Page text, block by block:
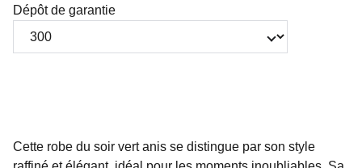
Dépôt de garantie
Cette robe du soir vert anis se distingue par son style